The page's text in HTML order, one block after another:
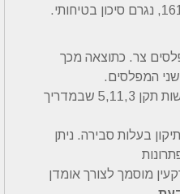
צר. כתוצאה מכך
שני המפלסים.
בנוסף לכך השיפועים אינם כדרישות תקן 5,11,3 שבמדריך
בעלות סבירה. ניתן
מוסמך לצורך אומדן